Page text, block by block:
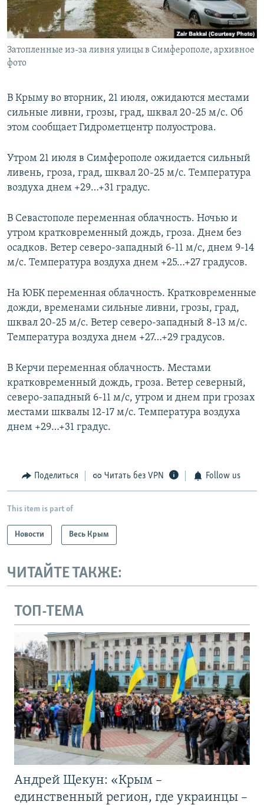
ПОБЕДИТЕЛЕЙ НЕ СУДЯТ?
КРЫМ.НЕПОКОРЕННЫЙ
ELIFBE
ПРИСОЕДИНЯЙТЕСЬ!
Затопленные из-за ливня улицы в Симферополе, архивное
фото
В Крыму во вторник, 21 июля, ожидаются местами
сильные ливни, грозы, град, шквал 20-25 м/с. Об
этом сообщает Гидрометцентр полуострова.
Утром 21 июля в Симферополе ожидается сильный
ливень, гроза, град, шквал 20-25 м/с. Температура
воздуха днем +29…+31 градус.
В Севастополе переменная облачность. Ночью и
утром кратковременный дождь, гроза. Днем без
осадков. Ветер северо-западный 6-11 м/с, днем 9-14
м/с. Температура воздуха днем +25…+27 градусов.
На ЮБК переменная облачность. Кратковременные
дожди, временами сильные ливни, грозы, град,
шквал 20-25 м/с. Ветер северо-западный 8-13 м/с.
Температура воздуха днем +27…+29 градусов.
В Керчи переменная облачность. Местами
кратковременный дождь, гроза. Ветер северный,
северо-западный 6-11 м/с, утром и днем при грозах
местами шквалы 12-17 м/с. Температура воздуха
днем +29…+31 градус.
Поделиться Читать без VPN Follow us
This item is part of
Новости Весь Крым
ЧИТАЙТЕ ТАКЖЕ:
ТОП-ТЕМА
Андрей Щекун: «Крым –
единственный регион, где украинцы –